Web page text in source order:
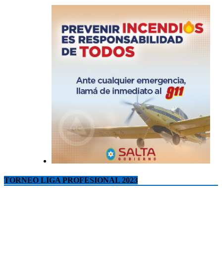
TORNEO LIGA PROFESIONAL 2023